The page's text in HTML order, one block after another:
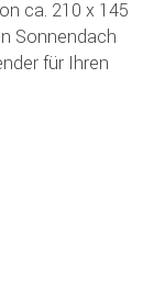
ca. 210 x 145
Sonnendach
für Ihren